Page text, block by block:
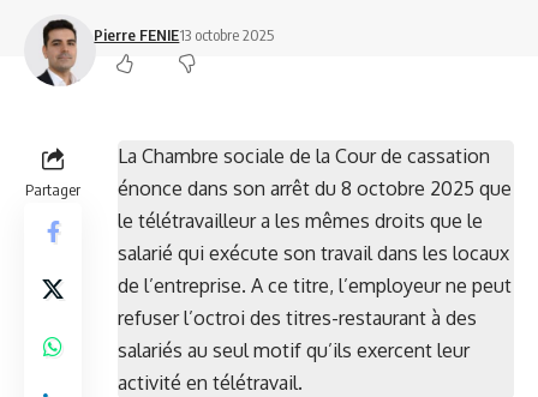
Pierre FENIE13 octobre 2025
Partager
La Chambre sociale de la Cour de cassation
énonce dans son arrêt du 8 octobre 2025 que
le télétravailleur a les mêmes droits que le
salarié qui exécute son travail dans les locaux
de l’entreprise. A ce titre, l’employeur ne peut
refuser l’octroi des titres-restaurant à des
salariés au seul motif qu’ils exercent leur
activité en télétravail.